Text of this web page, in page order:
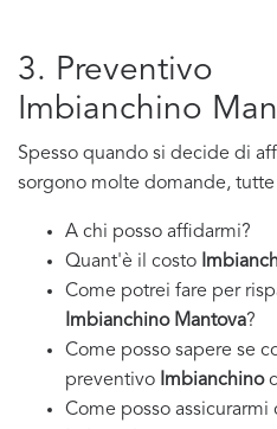
3. Preventivo
Imbianchino
Spesso quando si decide di
sorgono molte domande,
A chi posso affidarmi?
Quant'è il costo
Come potrei fare per
Imbianchino Mantova?
Come posso sapere se
preventivo Imbianchino
Come posso assicurarmi